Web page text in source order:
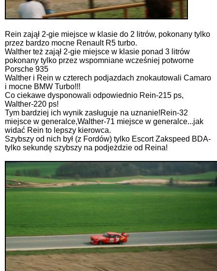
Rein zajął 2-gie miejsce w klasie do 2 litrów, pokonany tylko
przez bardzo mocne Renault R5 turbo.
Walther też zajął 2-gie miejsce w klasie ponad 3 litrów
pokonany tylko przez wspomniane wcześniej potworne
Porsche 935
Walther i Rein w czterech podjazdach znokautowali Camaro
i mocne BMW Turbo!!!
Co ciekawe dysponowali odpowiednio Rein-215 ps,
Walther-220 ps!
Tym bardziej ich wynik zasługuje na uznanie!Rein-32
miejsce w generalce,Walther-71 miejsce w generalce...jak
widać Rein to lepszy kierowca.
Szybszy od nich był (z Fordów) tylko Escort Zakspeed BDA-
tylko sekundę szybszy na podjeżdzie od Reina!